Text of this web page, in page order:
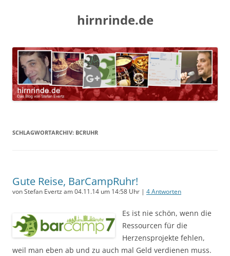
hirnrinde.de
SCHLAGWORTARCHIV: BCRUHR
Gute Reise, BarCampRuhr!
von Stefan Evertz am 04.11.14 um 14:58 Uhr | 4 Antworten
Es ist nie schön, wenn die
Ressourcen für die
Herzensprojekte fehlen,
weil man eben ab und zu auch mal Geld verdienen muss.